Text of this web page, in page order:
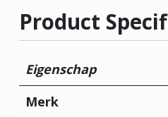
Product
Eigenschap
Merk